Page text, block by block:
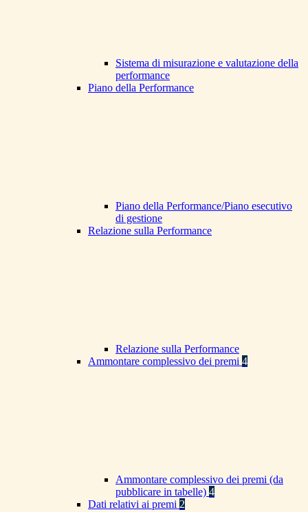
Sistema di misurazione e valutazione della
performance
Piano della Performance
Piano della Performance/Piano esecutivo
di gestione
Relazione sulla Performance
Relazione sulla Performance
Ammontare complessivo dei premi 4
Ammontare complessivo dei premi (da
pubblicare in tabelle) 4
Dati relativi ai premi 2